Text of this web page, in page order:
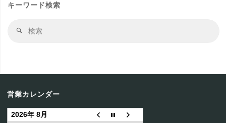
キーワード検索
検
営業カレンダー
2026年 8月